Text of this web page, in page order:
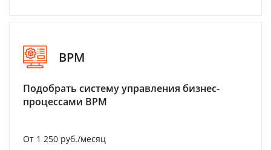
BPM
Подобрать систему управления бизнес-
процессами BPM
От 1 250 руб./месяц